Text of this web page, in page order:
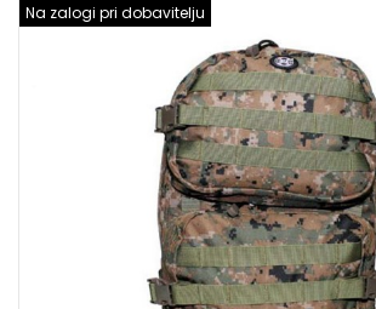
Na zalogi pri dobavitelju